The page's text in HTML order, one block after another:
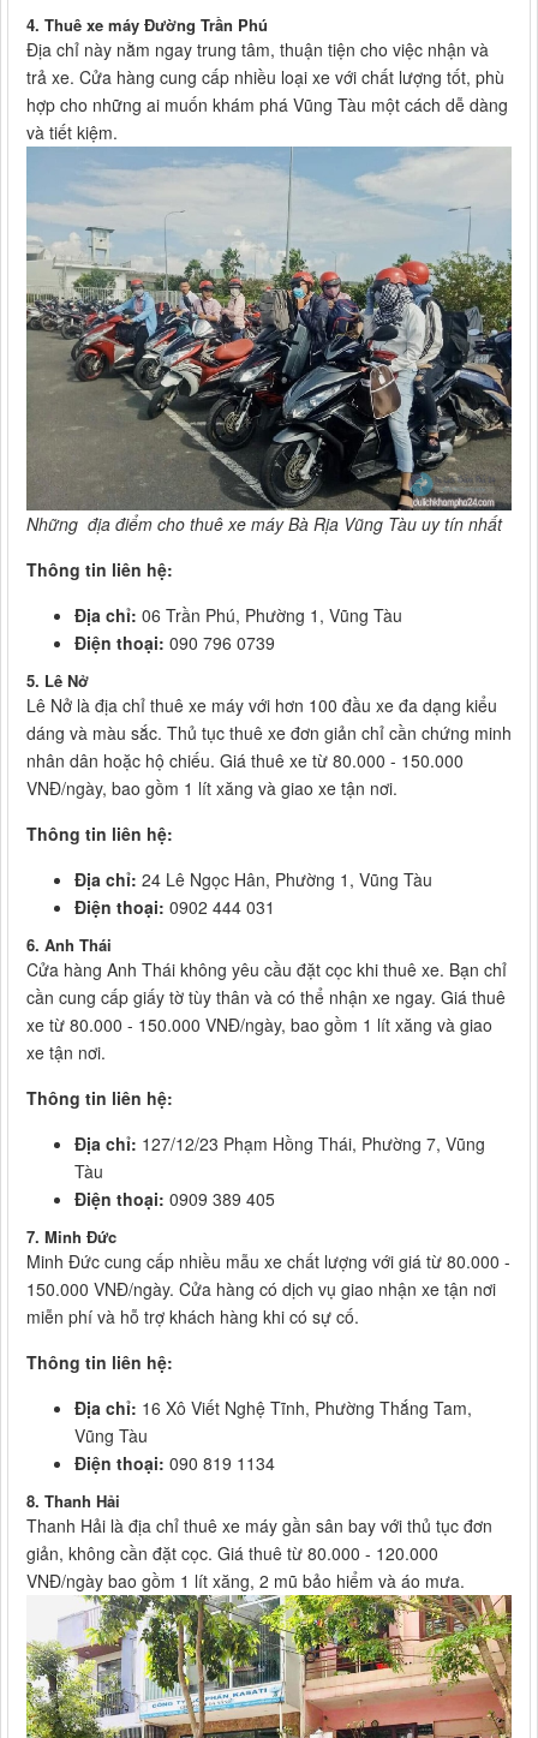
4. Thuê xe máy Đường Trần Phú
Địa chỉ này nằm ngay trung tâm, thuận tiện cho việc nhận và
trả xe. Cửa hàng cung cấp nhiều loại xe với chất lượng tốt, phù
hợp cho những ai muốn khám phá Vũng Tàu một cách dễ dàng
và tiết kiệm.
Những địa điểm cho thuê xe máy Bà Rịa Vũng Tàu uy tín nhất
Thông tin liên hệ:
Địa chỉ: 06 Trần Phú, Phường 1, Vũng Tàu
Điện thoại: 090 796 0739
5. Lê Nở
Lê Nở là địa chỉ thuê xe máy với hơn 100 đầu xe đa dạng kiểu
dáng và màu sắc. Thủ tục thuê xe đơn giản chỉ cần chứng minh
nhân dân hoặc hộ chiếu. Giá thuê xe từ 80.000 - 150.000
VNĐ/ngày, bao gồm 1 lít xăng và giao xe tận nơi.
Thông tin liên hệ:
Địa chỉ: 24 Lê Ngọc Hân, Phường 1, Vũng Tàu
Điện thoại: 0902 444 031
6. Anh Thái
Cửa hàng Anh Thái không yêu cầu đặt cọc khi thuê xe. Bạn chỉ
cần cung cấp giấy tờ tùy thân và có thể nhận xe ngay. Giá thuê
xe từ 80.000 - 150.000 VNĐ/ngày, bao gồm 1 lít xăng và giao
xe tận nơi.
Thông tin liên hệ:
Địa chỉ: 127/12/23 Phạm Hồng Thái, Phường 7, Vũng
Tàu
Điện thoại: 0909 389 405
7. Minh Đức
Minh Đức cung cấp nhiều mẫu xe chất lượng với giá từ 80.000 -
150.000 VNĐ/ngày. Cửa hàng có dịch vụ giao nhận xe tận nơi
miễn phí và hỗ trợ khách hàng khi có sự cố.
Thông tin liên hệ:
Địa chỉ: 16 Xô Viết Nghệ Tĩnh, Phường Thắng Tam,
Vũng Tàu
Điện thoại: 090 819 1134
8. Thanh Hải
Thanh Hải là địa chỉ thuê xe máy gần sân bay với thủ tục đơn
giản, không cần đặt cọc. Giá thuê từ 80.000 - 120.000
VNĐ/ngày bao gồm 1 lít xăng, 2 mũ bảo hiểm và áo mưa.